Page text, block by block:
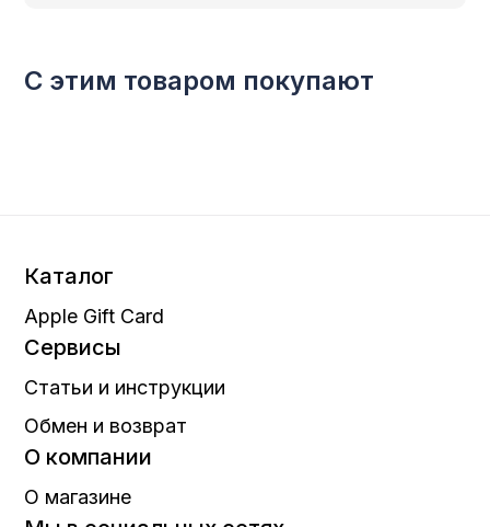
С этим товаром покупают
Каталог
Apple Gift Card
Сервисы
Статьи и инструкции
Обмен и возврат
О компании
О магазине